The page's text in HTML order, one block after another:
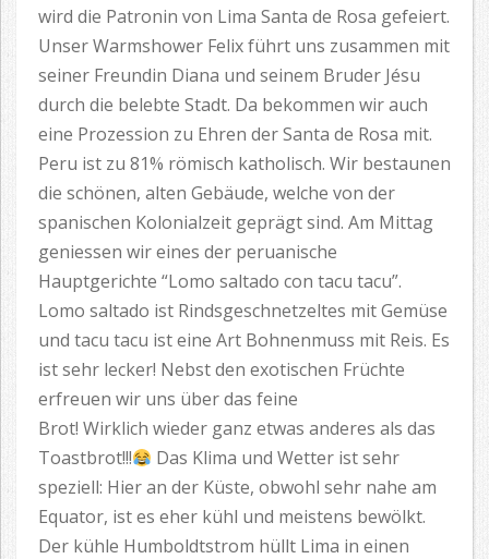
wird die Patronin von Lima Santa de Rosa gefeiert.
Unser Warmshower Felix führt uns zusammen mit
seiner Freundin Diana und seinem Bruder Jésu
durch die belebte Stadt. Da bekommen wir auch
eine Prozession zu Ehren der Santa de Rosa mit.
Peru ist zu 81% römisch katholisch. Wir bestaunen
die schönen, alten Gebäude, welche von der
spanischen Kolonialzeit geprägt sind. Am Mittag
geniessen wir eines der peruanische
Hauptgerichte “Lomo saltado con tacu tacu”.
Lomo saltado ist Rindsgeschnetzeltes mit Gemüse
und tacu tacu ist eine Art Bohnenmuss mit Reis. Es
ist sehr lecker! Nebst den exotischen Früchte
erfreuen wir uns über das feine
Brot! Wirklich wieder ganz etwas anderes als das
Toastbrot!!!
Das Klima und Wetter ist sehr
speziell: Hier an der Küste, obwohl sehr nahe am
Equator, ist es eher kühl und meistens bewölkt.
Der kühle Humboldtstrom hüllt Lima in einen